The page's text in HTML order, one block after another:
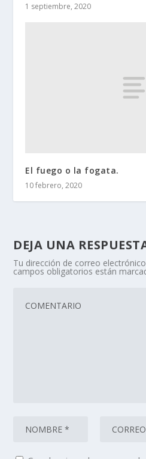
1 septiembre, 2020
El fuego o la fogata.
10 febrero, 2020
DEJA UNA
Tu dirección de correo
campos obligatorios están